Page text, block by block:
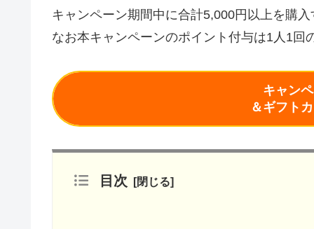
キャンペーン期間中に合計5,000円以上を購入
なお本キャンペーンのポイント付与は1人1回
キャン
＆ギフト
目次